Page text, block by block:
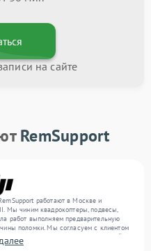
на сайте
RemSupport
работают в Москве и
Мы чиним квадрокоптеры, подвесы,
работ выполняем предварительную
поломки. Мы согласуем с клиентом
затем выполняем ремонт с заменой
качество оказанных услуг